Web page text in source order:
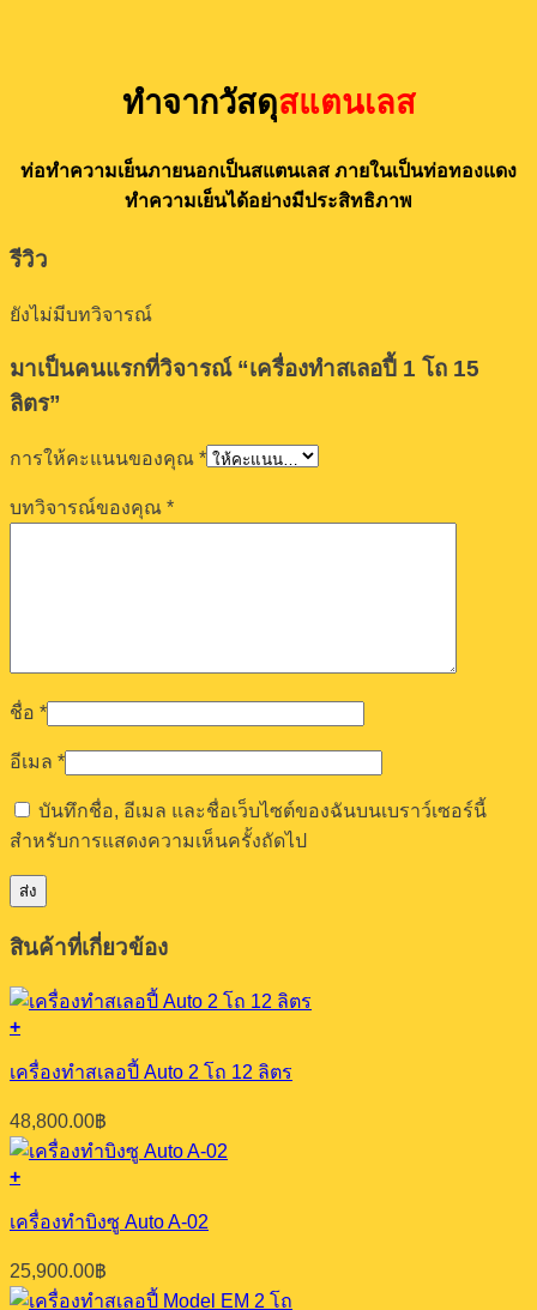
ทำจากวัสดุสแตนเลส
ท่อทำความเย็นภายนอกเป็นสแตนเลส ภายในเป็นท่อทองแดง
ทำความเย็นได้อย่างมีประสิทธิภาพ
รีวิว
ยังไม่มีบทวิจารณ์
มาเป็นคนแรกที่วิจารณ์ “เครื่องทำสเลอปี้ 1 โถ 15
ลิตร”
การให้คะแนนของคุณ *
บทวิจารณ์ของคุณ *
ชื่อ *
อีเมล *
บันทึกชื่อ, อีเมล และชื่อเว็บไซต์ของฉันบนเบราว์เซอร์นี้
สำหรับการแสดงความเห็นครั้งถัดไป
สินค้าที่เกี่ยวข้อง
+
เครื่องทำสเลอปี้ Auto 2 โถ 12 ลิตร
48,800.00฿
+
เครื่องทำบิงซู Auto A-02
25,900.00฿